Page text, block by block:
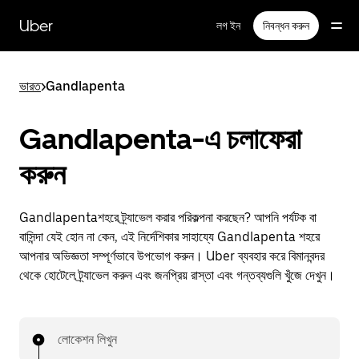
প্রধান
বিষয়সূচিতে
Uber লগ ইন নিবন্ধন করুন
ভারত>Gandlapenta
Gandlapenta-এ চলাফেরা
করুন
Gandlapentaশহরে ট্র্যাভেল করার পরিকল্পনা করছেন? আপনি পর্যটক বা
বাসিন্দা যেই হোন না কেন, এই নির্দেশিকার সাহায্যে Gandlapenta শহরে
আপনার অভিজ্ঞতা সম্পূর্ণভাবে উপভোগ করুন। Uber ব্যবহার করে বিমানবন্দর
থেকে হোটেলে ট্র্যাভেল করুন এবং জনপ্রিয় রাস্তা এবং গন্তব্যগুলি খুঁজে দেখুন।
লোকেশন লিখুন